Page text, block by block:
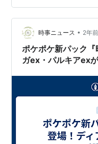
ガブリアス
ドラゴン
メガガブリアス
ドラゴン
じめん
・技の差別化（技ごと
リックルーム」等多く
れ状…時事ニュース • 2年前
ポケポケ新パック
ガex・パルキアex